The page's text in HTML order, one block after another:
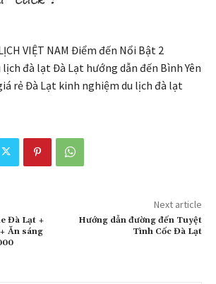
VIỆT NAM Điểm đến Nổi Bật 2
lịch đà lạt Đà Lạt hướng dẫn đến Bình Yên
rẻ Đà Lạt kinh nghiệm du lịch đà lạt
Đà Lạt +
Ăn sáng
Next article
Hướng dẫn đường đến Tuyệt
Tình Cốc Đà Lạt